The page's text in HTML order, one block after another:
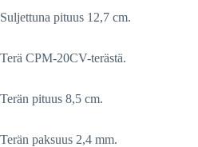
Suljettuna pituus 12,7 cm.
Terä CPM-20CV-terästä.
Terän pituus 8,5 cm.
Terän paksuus 2,4 mm.